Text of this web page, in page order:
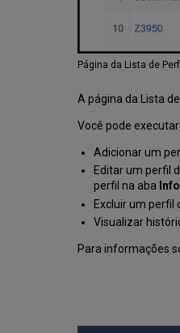
Página da Lista de
A página da Lista
Você pode
Adicionar um
Editar um perfil
perfil na aba
Excluir um perfil
Visualizar
Para informações